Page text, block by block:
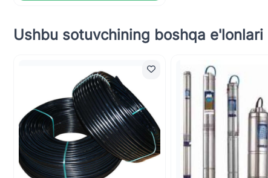
Ushbu sotuvchining boshqa e'lonlari